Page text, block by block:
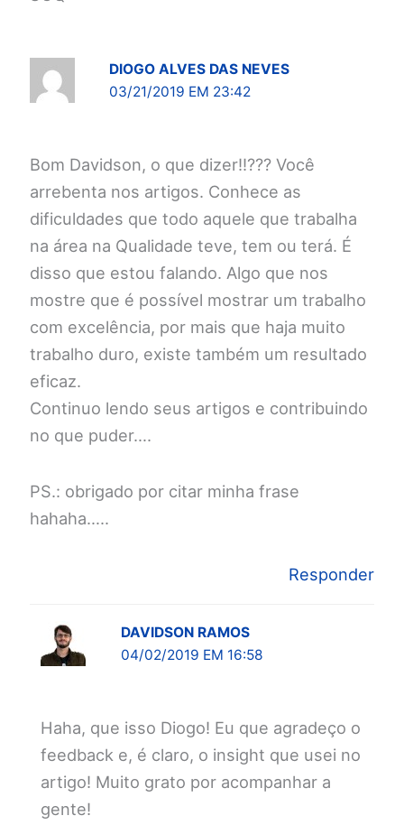
DIOGO ALVES DAS NEVES
03/21/2019 EM 23:42
Bom Davidson, o que dizer!!??? Você
arrebenta nos artigos. Conhece as
dificuldades que todo aquele que trabalha
na área na Qualidade teve, tem ou terá. É
disso que estou falando. Algo que nos
mostre que é possível mostrar um trabalho
com excelência, por mais que haja muito
trabalho duro, existe também um resultado
eficaz.
Continuo lendo seus artigos e contribuindo
no que puder….
PS.: obrigado por citar minha frase
hahaha…..
Responder
DAVIDSON RAMOS
04/02/2019 EM 16:58
Haha, que isso Diogo! Eu que agradeço o
feedback e, é claro, o insight que usei no
artigo! Muito grato por acompanhar a
gente!